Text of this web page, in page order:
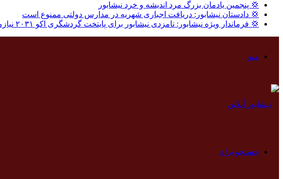
💢 پنجمین یادمان بزرگ مرد اندیشه و خرد نیشابور
💢 دادستان نیشابور: دریافت اجباری شهریه در مدارس دولتی ممنوع است
💢 فرماندار ویژه نیشابور: نامزدی نیشابور برای پایتخت گردشگری اکو ۲۰۳۱ نیازمند پیوست علمی و مشارکت دانشگاه‌هاست
منو
جستجو برای